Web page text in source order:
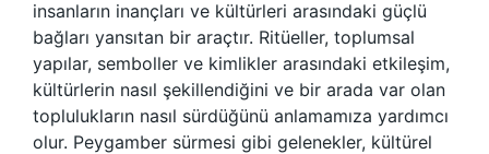
insanların inançları ve kültürleri arasındaki güçlü
bağları yansıtan bir araçtır. Ritüeller, toplumsal
yapılar, semboller ve kimlikler arasındaki etkileşim,
kültürlerin nasıl şekillendiğini ve bir arada var olan
toplulukların nasıl sürdüğünü anlamamıza yardımcı
olur. Peygamber sürmesi gibi gelenekler, kültürel